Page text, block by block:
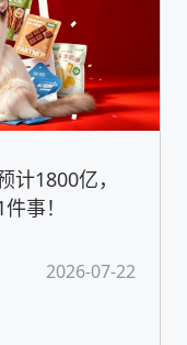
计1800亿，
事！
2026-07-22